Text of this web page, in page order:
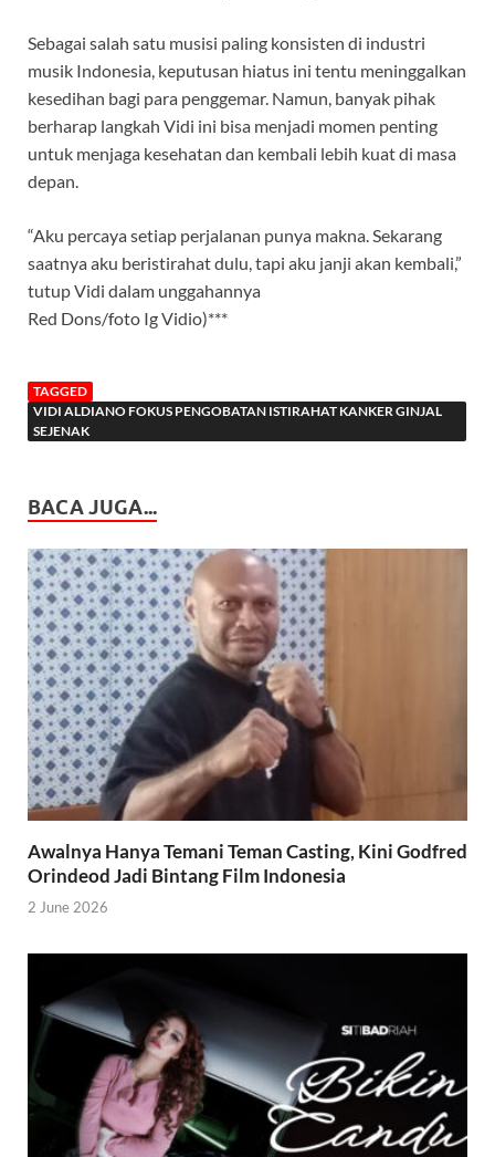
Sebagai salah satu musisi paling konsisten di industri
musik Indonesia, keputusan hiatus ini tentu meninggalkan
kesedihan bagi para penggemar. Namun, banyak pihak
berharap langkah Vidi ini bisa menjadi momen penting
untuk menjaga kesehatan dan kembali lebih kuat di masa
depan.
“Aku percaya setiap perjalanan punya makna. Sekarang
saatnya aku beristirahat dulu, tapi aku janji akan kembali,”
tutup Vidi dalam unggahannya
Red Dons/foto Ig Vidio)***
TAGGED
VIDI ALDIANO FOKUS PENGOBATAN ISTIRAHAT KANKER GINJAL
SEJENAK
BACA JUGA...
Awalnya Hanya Temani Teman Casting, Kini Godfred
Orindeod Jadi Bintang Film Indonesia
2 June 2026